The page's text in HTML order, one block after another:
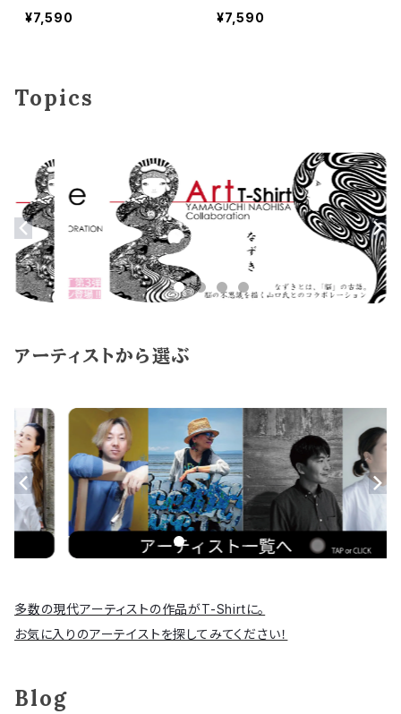
¥7,590
¥7,590
Topics
アーティストから選ぶ
多数の現代アーティストの作品がT-Shirtに。
お気に入りのアーテイストを探してみてください！
Blog